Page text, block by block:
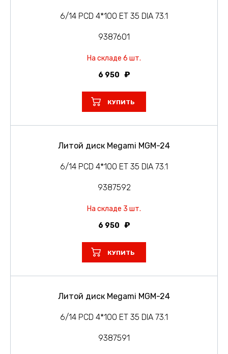
6/14 PCD 4*100 ET 35 DIA 73.1
9387601
На складе 6 шт.
6 950
КУПИТЬ
Литой диск Megami MGM-24
6/14 PCD 4*100 ET 35 DIA 73.1
9387592
На складе 3 шт.
6 950
КУПИТЬ
Литой диск Megami MGM-24
6/14 PCD 4*100 ET 35 DIA 73.1
9387591